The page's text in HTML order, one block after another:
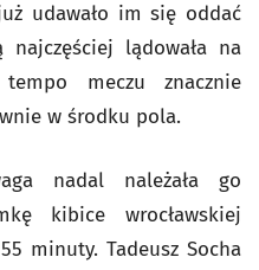
udawało im się oddać
lądowała na
meczu znacznie
w środku pola.
nadal należała go
kibice wrocławskiej
minuty. Tadeusz Socha